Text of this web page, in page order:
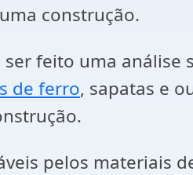
construção.
feito uma
de ferro, sapatas e
pelos materiais